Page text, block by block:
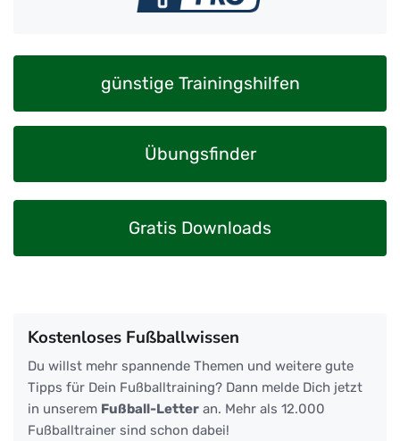
günstige Trainingshilfen
Übungsfinder
Gratis Downloads
Kostenloses Fußballwissen
Du willst mehr spannende Themen und weitere gute
Tipps für Dein Fußballtraining? Dann melde Dich jetzt
in unserem Fußball-Letter an. Mehr als 12.000
Fußballtrainer sind schon dabei!